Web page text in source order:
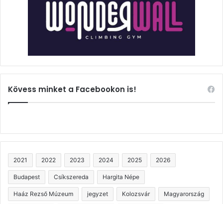
Kövess minket a Facebookon is!
2021 2022 2023 2024 2025 2026
Budapest Csíkszereda Hargita Népe
Haáz Rezső Múzeum jegyzet Kolozsvár Magyarország